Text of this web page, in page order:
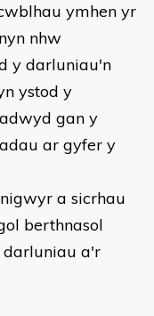
ymhen yr
nhw
y darluniau'n
ystod y
gan y
ar gyfer y
a sicrhau
berthnasol
a'r